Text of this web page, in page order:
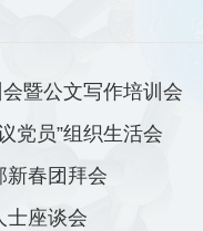
暨公文写作培训会
党员”组织生活会
新春团拜会
士座谈会